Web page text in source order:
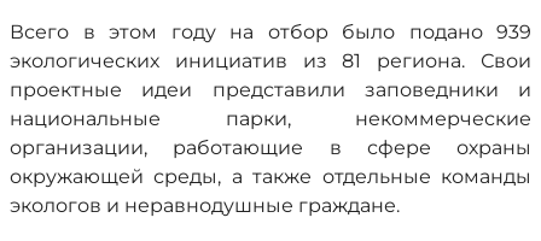
Всего в этом году на отбор было подано 939
экологических инициатив из 81 региона. Свои
проектные идеи представили заповедники и
национальные парки, некоммерческие
организации, работающие в сфере охраны
окружающей среды, а также отдельные команды
экологов и неравнодушные граждане.